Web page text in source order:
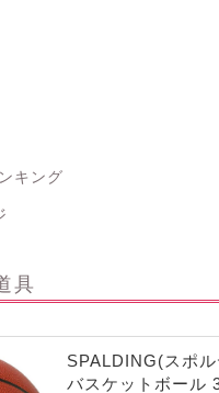
キング
具
SPALDING(スポ
バスケットボール